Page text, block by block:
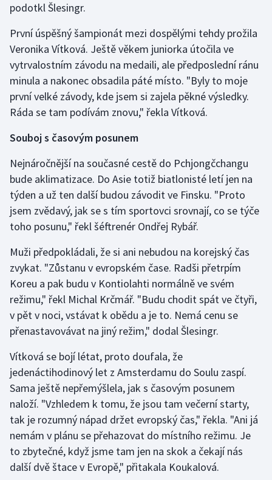
Házená
Jezdectví
Judo
Krasobruslení
Lezení
Lyže a snowboard
Moderní pětiboj
Motorsport
Olympijské hry
Parasport
Plážový volejbal
Ragby
Rychlobruslení
Rychlostní kanoistika
podotkl Šlesingr.
První úspěšný šampionát mezi dospělými tehdy prožila
Veronika Vítková. Ještě věkem juniorka útočila ve
vytrvalostním závodu na medaili, ale předposlední ránu
minula a nakonec obsadila páté místo. "Byly to moje
první velké závody, kde jsem si zajela pěkné výsledky.
Ráda se tam podívám znovu," řekla Vítková.
Souboj s časovým posunem
Nejnáročnější na současné cestě do Pchjongčchangu
bude aklimatizace. Do Asie totiž biatlonisté letí jen na
týden a už ten další budou závodit ve Finsku. "Proto
jsem zvědavý, jak se s tím sportovci srovnají, co se týče
toho posunu," řekl šéftrenér Ondřej Rybář.
Muži předpokládali, že si ani nebudou na korejský čas
zvykat. "Zůstanu v evropském čase. Radši přetrpím
Koreu a pak budu v Kontiolahti normálně ve svém
režimu," řekl Michal Krčmář. "Budu chodit spát ve čtyři,
v pět v noci, vstávat k obědu a je to. Nemá cenu se
přenastavovávat na jiný režim," dodal Šlesingr.
Vítková se bojí létat, proto doufala, že
jedenáctihodinový let z Amsterdamu do Soulu zaspí.
Sama ještě nepřemýšlela, jak s časovým posunem
naloží. "Vzhledem k tomu, že jsou tam večerní starty,
tak je rozumný nápad držet evropský čas," řekla. "Ani já
nemám v plánu se přehazovat do místního režimu. Je
to zbytečné, když jsme tam jen na skok a čekají nás
další dvě štace v Evropě," přitakala Koukalová.